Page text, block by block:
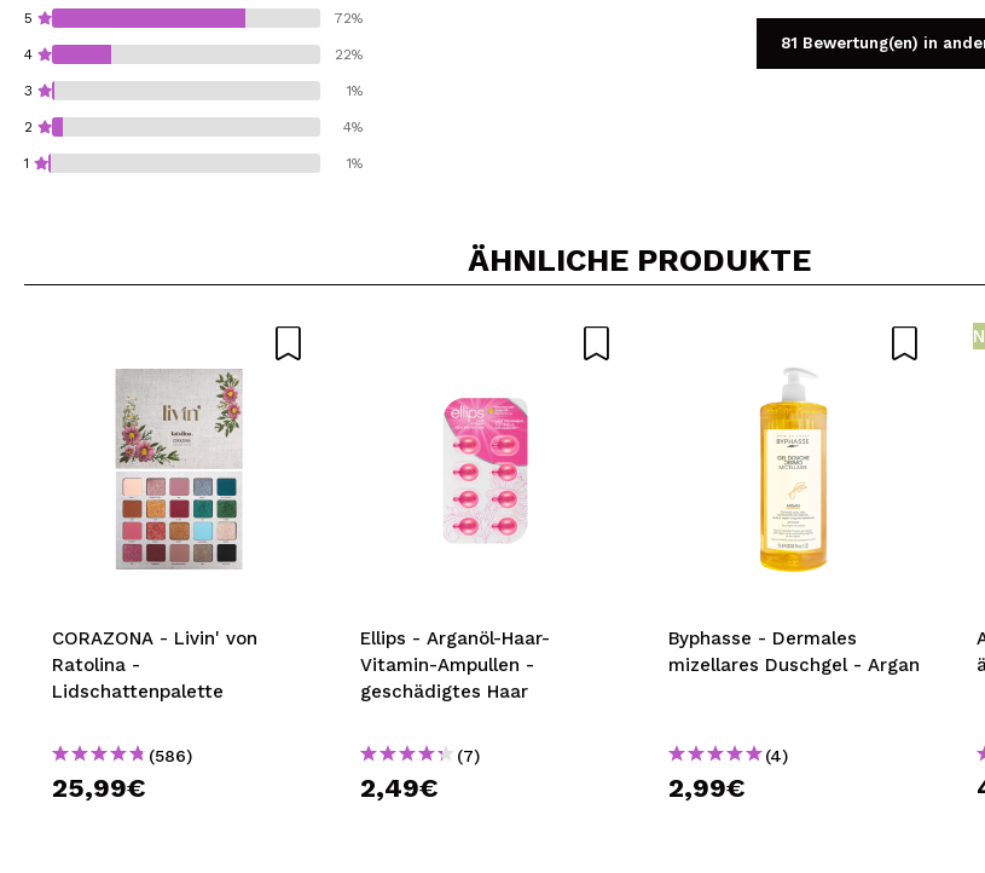
5 72%
4 22%
3 1%
2 4%
1 1%
81 Bewertung(en) in
ÄHNLICHE PRODUKTE
CORAZONA - Livin' von
Ratolina -
Lidschattenpalette
(586)
25,99€
Ellips - Arganöl-Haar-
Vitamin-Ampullen -
geschädigtes Haar
(7)
2,49€
Byphasse - Dermales
mizellares Duschgel - Argan
(4)
2,99€